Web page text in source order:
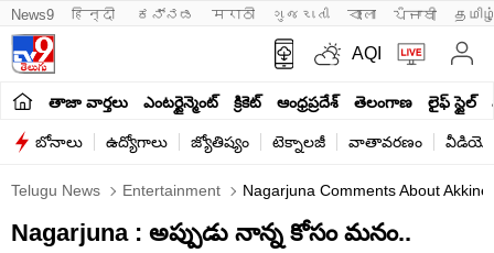
News9 हिन्दी ಕನ್ನಡ मराठी ગુજરાતી বাংলা ਪੰਜਾਬੀ
AQI
తాజా వార్తలు ఎంటర్టైన్మెంట్ క్రికెట్ ఆంధ్రప్రదేశ్ తెలంగాణ లైఫ్ స్టైల్
బోనాలు ఉద్యోగాలు జ్యోతిష్యం టెక్నాలజీ వాతావరణం
Telugu News Entertainment Nagarjuna Comments About
Nagarjuna : అప్పుడు నాన్న కోసం మనం..